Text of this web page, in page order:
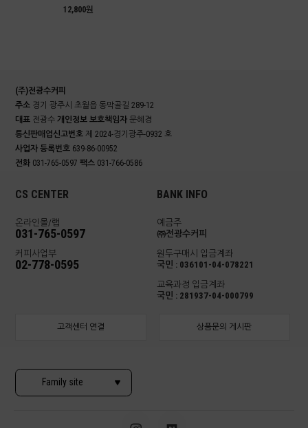
12,800원
(주)전광수커피
주소 경기 광주시 초월읍 동막골길 289-12
대표 전광수개인정보 보호책임자 문혜경
통신판매업신고번호 제 2024-경기광주-0932 호
사업자 등록번호 639-86-00952
전화 031-765-0597팩스 031-766-0586
CS CENTER
온라인몰/랩
031-765-0597
커피사업부
02-778-0595
BANK INFO
예금주
㈜전광수커피
원두구매시 입금계좌
국민 : 036101-04-078221
교육과정 입금계좌
국민 : 281937-04-000799
고객센터 연결 상품문의 게시판
Family site